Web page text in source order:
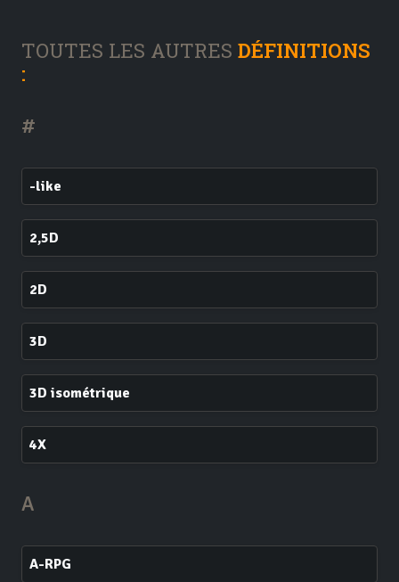
TOUTES LES AUTRES DÉFINITIONS
:
#
-like
2,5D
2D
3D
3D isométrique
4X
A
A-RPG